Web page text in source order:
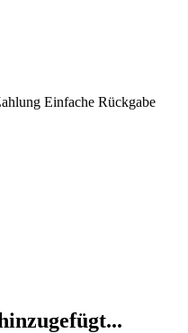
Einfache Rückgabe